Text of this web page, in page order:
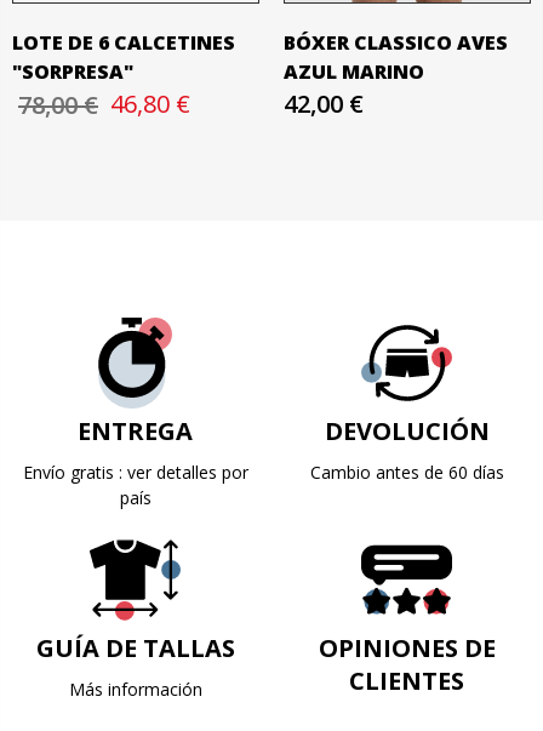
LOTE DE 6 CALCETINES
"SORPRESA"
78,00 € 46,80 €
BÓXER CLASSICO AVES
AZUL MARINO
42,00 €
ENTREGA
Envío gratis : ver detalles por
país
DEVOLUCIÓN
Cambio antes de 60 días
GUÍA DE TALLAS
Más información
OPINIONES DE
CLIENTES